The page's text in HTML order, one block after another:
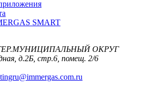
SMART
ОКРУГ
д.2Б, стр.6, помещ. 2/6